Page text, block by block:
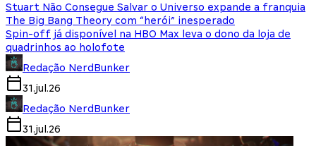
Stuart Não Consegue Salvar o Universo expande a franquia
The Big Bang Theory com “herói” inesperado
Spin-off já disponível na HBO Max leva o dono da loja de
quadrinhos ao holofote
Redação NerdBunker
31.jul.26
Redação NerdBunker
31.jul.26